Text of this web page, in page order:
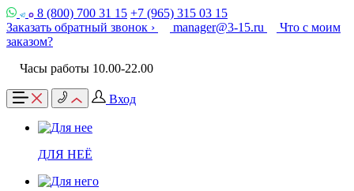
8 (800) 700 31 15 +7 (965) 315 03 15
Заказать обратный звонок ›
manager@3-15.ru
Что с моим
заказом?
Часы работы 10.00-22.00
Вход
ДЛЯ НЕЁ